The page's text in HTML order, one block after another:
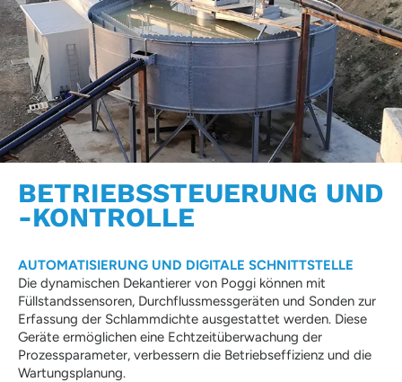
BETRIEBSSTEUERUNG UND
-KONTROLLE
AUTOMATISIERUNG UND DIGITALE SCHNITTSTELLE
Die dynamischen Dekantierer von Poggi können mit
Füllstandssensoren, Durchflussmessgeräten und Sonden zur
Erfassung der Schlamm­dichte ausgestattet werden. Diese
Geräte ermöglichen eine Echtzeitüberwachung der
Prozessparameter, verbessern die Betriebseffizienz und die
Wartungsplanung.